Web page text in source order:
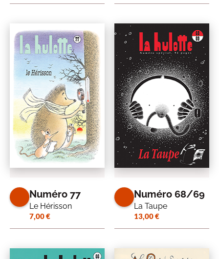
Numéro 77
Le Hérisson
7,00€
Numéro 68/69
La Taupe
13,00€